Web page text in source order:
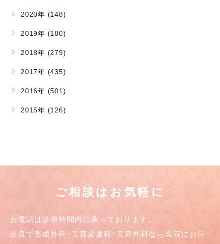
2020年 (148)
2019年 (180)
2018年 (279)
2017年 (435)
2016年 (501)
2015年 (126)
ご相談はお気軽に
お電話は診療時間内に承っております。
奈良で形成外科･美容皮膚科･美容外科なら当院にお任